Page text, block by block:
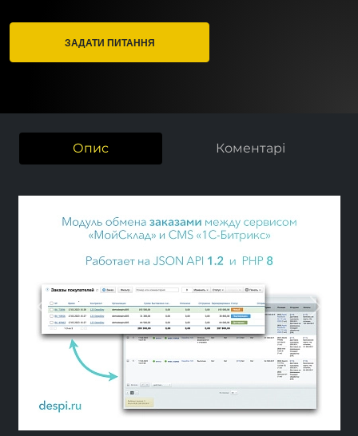
ЗАДАТИ ПИТАННЯ
Опис Коментарі
Previous